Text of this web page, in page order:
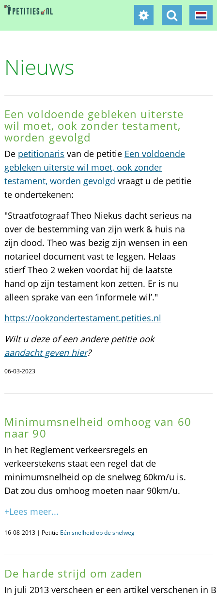
Nieuws
Een voldoende gebleken uiterste
wil moet, ook zonder testament,
worden gevolgd
De petitionaris van de petitie Een voldoende
gebleken uiterste wil moet, ook zonder
testament, worden gevolgd vraagt u de petitie
te ondertekenen:
"Straatfotograaf Theo Niekus dacht serieus na
over de bestemming van zijn werk & huis na
zijn dood. Theo was bezig zijn wensen in een
notarieel document vast te leggen. Helaas
stierf Theo 2 weken voordat hij de laatste
hand op zijn testament kon zetten. Er is nu
alleen sprake van een ‘informele wil’."
https://ookzondertestament.petities.nl
Wilt u deze of een andere petitie ook
aandacht geven hier?
06-03-2023
Minimumsnelheid omhoog van 60
naar 90
In het Reglement verkeersregels en
verkeerstekens staat een regel dat de
minimumsnelheid op de snelweg 60km/u is.
Dat zou dus omhoog moeten naar 90km/u.
+Lees meer...
16-08-2013 | Petitie Eén snelheid op de snelweg
De harde strijd om zaden
In juli 2013 verscheen er een artikel verschenen in